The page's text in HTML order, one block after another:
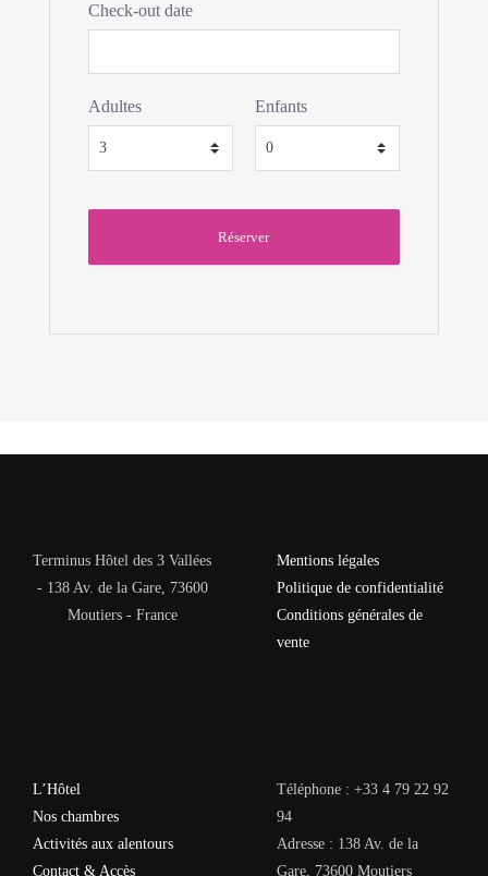
Check-out date
Adultes Enfants
Terminus Hôtel des 3 Vallées
- 138 Av. de la Gare, 73600
Moutiers - France
Mentions légales
Politique de confidentialité
Conditions générales de
vente
L’Hôtel
Nos chambres
Activités aux alentours
Contact & Accès
Téléphone : +33 4 79 22 92
94
Adresse : 138 Av. de la
Gare, 73600 Moutiers